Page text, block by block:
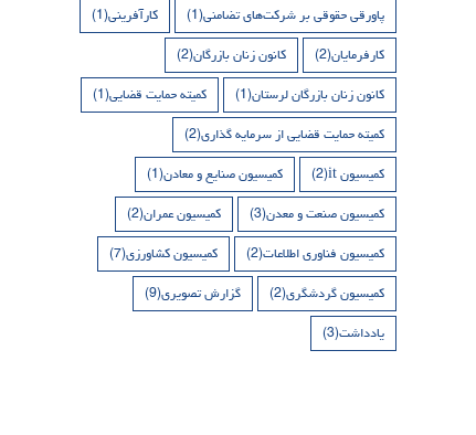
پاورقی حقوقی بر شرکت‌های تضامنی(1) کارآفرینی(1)
کارفرمایان(2) کانون زنان بازرگان(2)
کانون زنان بازرگان لرستان(1) کمیته حمایت قضایی(1)
کمیته حمایت قضایی از سرمایه گذاری(2)
کمیسیون it (2) کمیسیون صنایع و معادن(1)
کمیسیون صنعت و معدن(3) کمیسیون عمران(2)
کمیسیون فناوری اطلاعات(2) کمیسیون کشاورزی(7)
کمیسیون گردشگری(2) گزارش تصویری(9)
یادداشت(3)